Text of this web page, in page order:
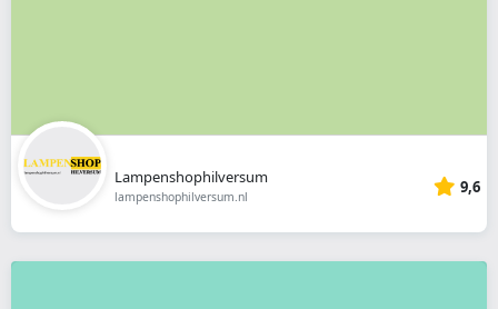
Lampenshophilversum
lampenshophilversum.nl 9,6